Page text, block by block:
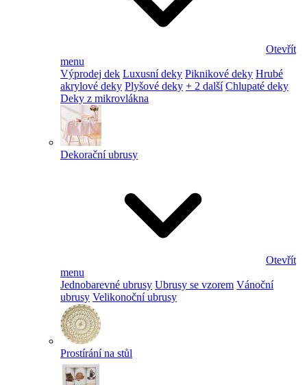
Otevřít
menu
Výprodej dek Luxusní deky Piknikové deky Hrubé
akrylové deky Plyšové deky + 2 další Chlupaté deky
Deky z mikrovlákna
Dekorační ubrusy
Otevřít
menu
Jednobarevné ubrusy Ubrusy se vzorem Vánoční
ubrusy Velikonoční ubrusy
Prostírání na stůl